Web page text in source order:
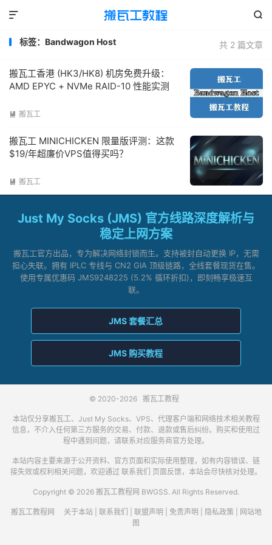


共 2 篇文章
标签：Bandwagon Host
搬瓦工香港 (HK3/HK8) 机房免费升级：
AMD EPYC + NVMe RAID-10 性能实测
 搬瓦工
搬瓦工 MINICHICKEN 限量版评测：这款
$19/年超廉价VPS值得买吗？
 搬瓦工
Just My Socks (JMS) 官方线路深度解析与
稳定上网方案
搬瓦工官方出品，专为解决网络封锁而生。支持被封自动更换 IP，无需
担心失联。拥有 IPLC 专线与 CN2 GIA 顶级链路，全线套餐现货在售。
使用专属优惠码 JMS9248225 (5.2% 循环折扣)，即刻畅享极速互
联。
JMS 套餐汇总
JMS 购买教程
© 2020-2026 搬瓦工教程
本站仅分享搬瓦工、Just My Socks、VPS、代理客户端和网络技术相关教程
信息，不介入任何第三方服务的交易、付款、退款或售后纠纷。购买和使用过
程中遇到问题，请联系对应服务商官方处理。
本站内容主要来源于公开资料、官方页面和实际使用整理，如有内容错误、链
接失效或权利相关问题，欢迎通过 联系我们 页面反馈，本站会尽快核对处理。
Copyright © 2026 搬瓦工教程网 BWGSS. All Rights Reserved.
搬瓦工教程网 关于本站| 联系我们 联盟声明 免责声明 隐私政策
网站地
图